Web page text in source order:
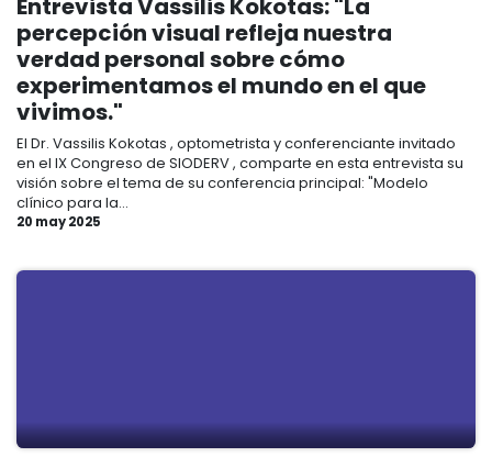
Entrevista Vassilis Kokotas: "La
percepción visual refleja nuestra
verdad personal sobre cómo
experimentamos el mundo en el que
vivimos."
El Dr. Vassilis Kokotas , optometrista y conferenciante invitado
en el IX Congreso de SIODERV , comparte en esta entrevista su
visión sobre el tema de su conferencia principal: "Modelo
clínico para la...
20 may 2025